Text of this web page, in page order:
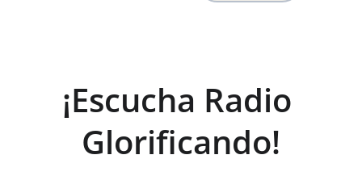
¡Escucha Radio
Glorificando!